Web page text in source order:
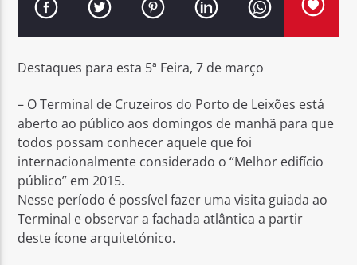
PORTUGUÊS EMIGRANTE
Rádio No ar
Destaques para esta 5ª Feira, 7 de março
– O Terminal de Cruzeiros do Porto de Leixões está
aberto ao público aos domingos de manhã para que
todos possam conhecer aquele que foi
internacionalmente considerado o “Melhor edifício
público” em 2015.
Nesse período é possível fazer uma visita guiada ao
Terminal e observar a fachada atlântica a partir
deste ícone arquitetónico.